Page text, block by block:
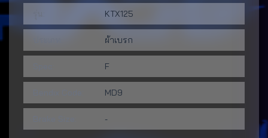
KTX125
ผ้าเบรก
F
MD9
-